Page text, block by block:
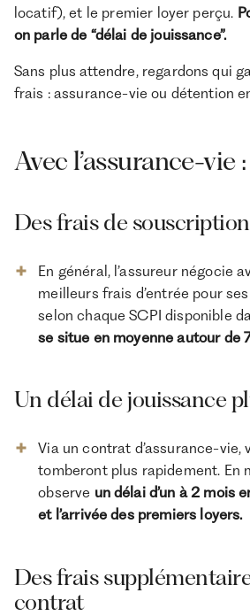
locatif), et le premier loyer perçu.
on parle de “délai de jouissance”.
Sans plus attendre, regardons qui
frais : assurance-vie ou détention
Avec l’assurance-vie :
Des frais de
En général, l’assureur négocie
meilleurs frais d’entrée pour
selon chaque SCPI disponible
se situe en moyenne autour de
Un délai de jouissance
Via un contrat d’assurance-vie,
tomberont plus rapidement. En
observe un délai d’un à 2 mois
et l’arrivée des premiers loyers.
Des frais
contrat